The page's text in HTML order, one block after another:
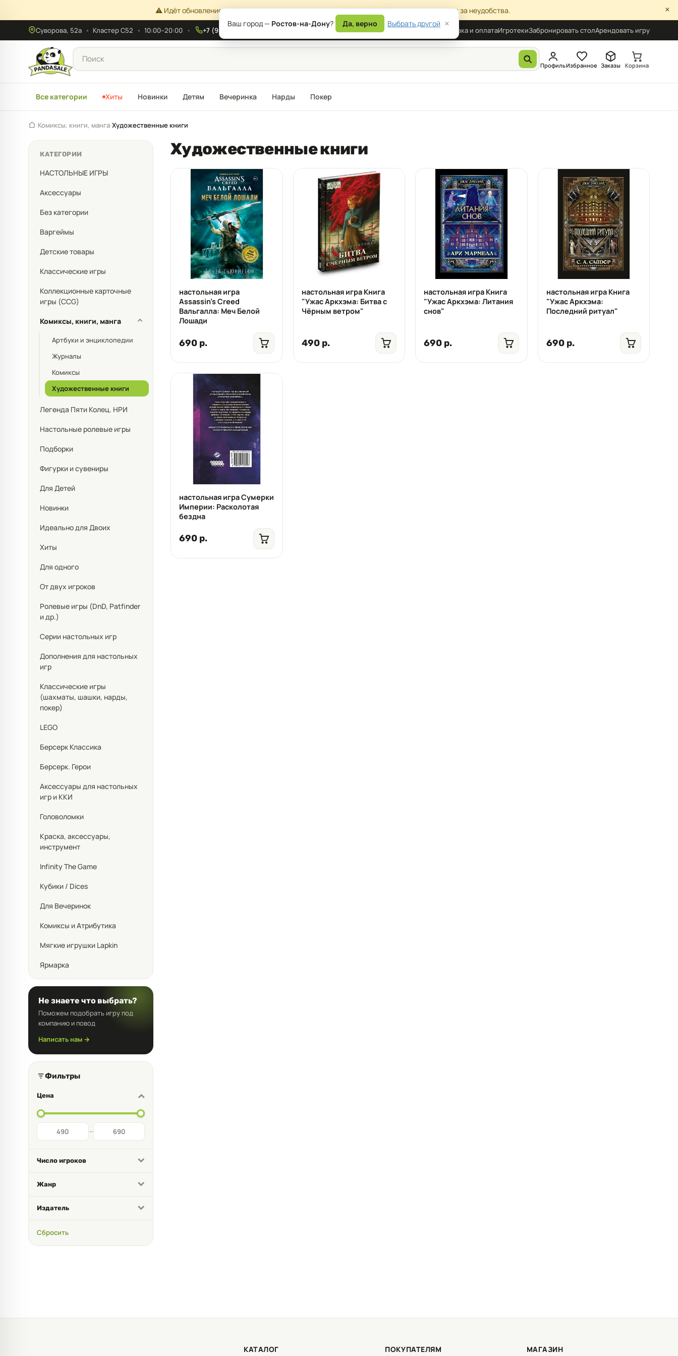
⚠️ Идёт обновление сайта — возможны временные ошибки в работе. Приносим извинения за неудобства. ×
Суворова, 52а • Кластер С52 • 10:00–20:00 +7 (908) 177-87-17 Доставка и оплатаИгротекиЗабронировать столАрендовать игру
ПрофильИзбранное Заказы Корзина
Все категории Хиты Новинки Детям Вечеринка Нарды Покер
/Комиксы, книги, манга/Художественные книги
КАТЕГОРИИ
НАСТОЛЬНЫЕ ИГРЫ
Аксессуары
Без категории
Варгеймы
Детские товары
Классические игры
Коллекционные карточные
игры (CCG)
Комиксы, книги, манга
Артбуки и энциклопедии
Журналы
Комиксы
Художественные книги
Легенда Пяти Колец. НРИ
Настольные ролевые игры
Подборки
Фигурки и сувениры
Для Детей
Новинки
Идеально для Двоих
Хиты
Для одного
От двух игроков
Ролевые игры (DnD, Patfinder
и др.)
Серии настольных игр
Дополнения для настольных
игр
Классические игры
(шахматы, шашки, нарды,
покер)
LEGO
Берсерк Классика
Берсерк. Герои
Аксессуары для настольных
игр и ККИ
Головоломки
Краска, аксессуары,
инструмент
Infinity The Game
Кубики / Dices
Для Вечеринок
Комиксы и Атрибутика
Мягкие игрушки Lapkin
Ярмарка
Не знаете что выбрать?
Поможем подобрать игру под
компанию и повод
Написать нам →
Фильтры
Цена
—
Число игроков
Жанр
Издатель
Сбросить
Художественные книги
настольная игра
Assassin's Creed
Вальгалла: Меч Белой
Лошади
690 р.
настольная игра Книга
"Ужас Аркхэма: Битва с
Чёрным ветром"
490 р.
настольная игра Книга
"Ужас Аркхэма: Литания
снов"
690 р.
настольная игра Книга
"Ужас Аркхэма:
Последний ритуал"
690 р.
настольная игра Сумерки
Империи: Расколотая
бездна
690 р.
КАТАЛОГ
ПОКУПАТЕЛЯМ
МАГАЗИН
Ваш город — Ростов-на-Дону? Да, верно Выбрать другой ×